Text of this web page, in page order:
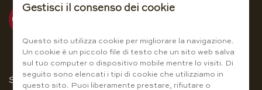
Scegli la lingua
Gestisci il consenso dei cookie
Questo sito utilizza cookie per migliorare la navigazione.
Un cookie è un piccolo file di testo che un sito web salva
sul tuo computer o dispositivo mobile mentre lo visiti. Di
seguito sono elencati i tipi di cookie che utilizziamo in
questo sito. Puoi liberamente prestare, rifiutare o